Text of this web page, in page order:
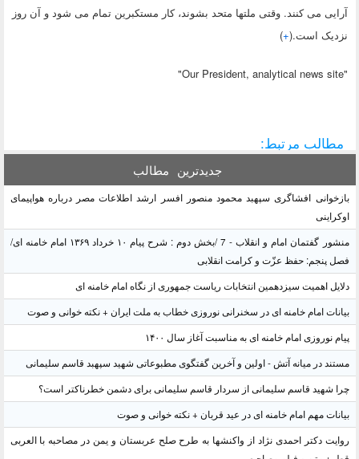
آرایی می کنند. وقتی ملتها متحد بشوند، کار مستکبرین تمام می شود و آن روز
نزدیک است.(+
)
"Our President, analytical news site"
مطالب مرتبط:
جدیدترین مطالب
بازخوانی افشاگری سپهبد محمود منصور افسر ارشد اطلاعات مصر درباره هواپیمای
اوکراینی
منشور گفتمان امام و انقلاب - 7 /بخش دوم : شرح پیام ۱۰ خرداد ۱۳۶۹ امام خامنه ای/
فصل پنجم: حفظ عزّت و کرامت انقلابی
دلایل اهمیت سیزدهمین انتخابات ریاست جمهوری از نگاه امام خامنه ای
بیانات امام خامنه ای در سخنرانی نوروزی خطاب به ملت ایران + نکته خوانی و صوت
پیام نوروزی امام خامنه ای به مناسبت آغاز سال ۱۴۰۰
مستند در میانه آتش - اولین و آخرین گفتگوی مطبوعاتی شهید سپهبد قاسم سلیمانی
چرا شهید قاسم سلیمانی از سردار قاسم سلیمانی برای دشمن خطرناکتر است؟
بیانات مهم امام خامنه ای در عید قربان + نکته خوانی و صوت
روایت دکتر احمدی نژاد از واکنشها به طرح صلح عربستان و یمن در مصاحبه با العربی